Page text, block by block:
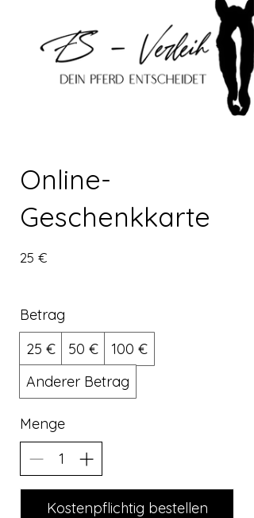
Online-
Geschenkkarte
25 €
Betrag
25 €
50 €
100 €
Anderer Betrag
Menge
Kostenpflichtig bestellen